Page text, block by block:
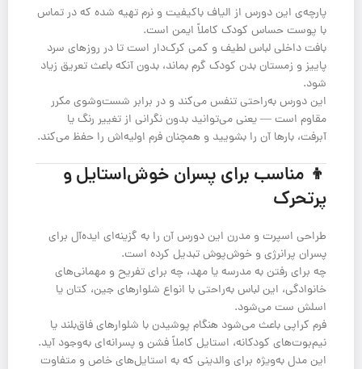
پارچه‌ی این دورس از الیاف باکیفیت و نرم تهیه شده که در تماس
با پوست حساس کودک کاملاً ایمن است.
بافت داخلی لباس لطیف و کمی کرک‌دار است تا در روزهای سرد
پاییز و زمستان بدن کودک گرم بماند، بدون آنکه باعث تعریق زیاد
شود.
این دورس به‌راحتی تنفس می‌کند و در برابر شست‌وشوی مکرر
مقاوم است — یعنی می‌توانید بدون نگرانی از تغییر رنگ یا
آبرفت، بارها آن را بشویید و همچنان فرم اولیه‌اش را حفظ می‌کند.
👦 مناسب برای پسران خوش‌استایل و
پرتحرک
طراحی اسپرت و مدرن این دورس آن را به گزینه‌ای ایده‌آل برای
پسران پرانرژی و خوش‌پوش تبدیل کرده است.
چه برای رفتن به مدرسه یا مهد، چه برای تفریح و مهمانی‌های
خانوادگی، این لباس به‌راحتی با انواع شلوارهای جین، کتان یا
اسلش ست می‌شود.
فرم کراپی باعث می‌شود هنگام پوشیدن با شلوارهای فاق‌بلند یا
نیم‌بوت‌های کودکانه، استایل کاملاً فشن و پسرانه‌ای به‌وجود آید.
این مدل به‌ویژه برای والدینی که به استایل‌های خاص و متفاوت